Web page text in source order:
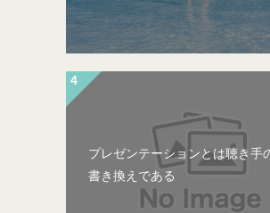
プレゼンテーションとは聴き手
書き換えである